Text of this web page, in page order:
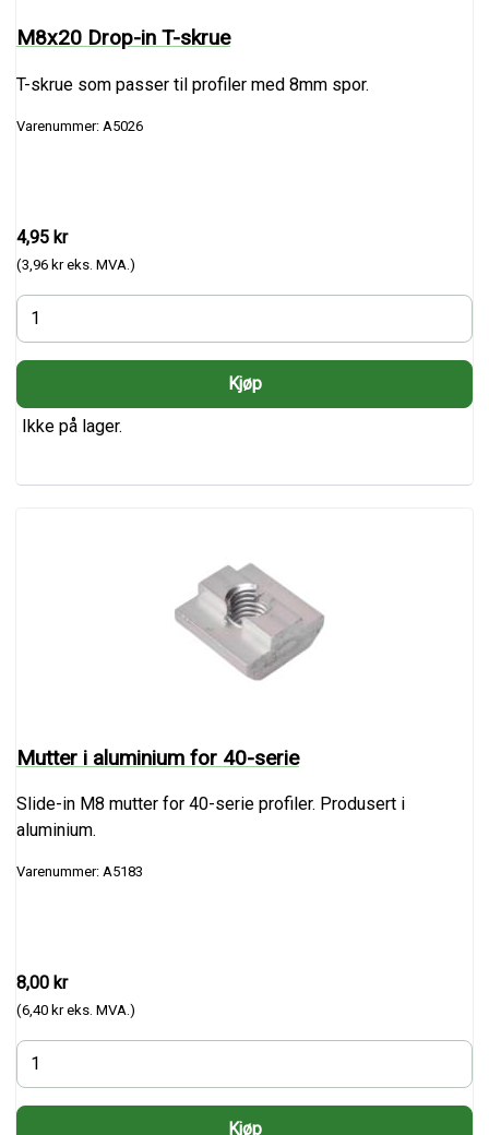
M8x20 Drop-in T-skrue
T-skrue som passer til profiler med 8mm spor.
Varenummer: A5026
4,95 kr
(3,96 kr eks. MVA.)
Ikke på lager.
Mutter i aluminium for 40-serie
Slide-in M8 mutter for 40-serie profiler. Produsert i
aluminium.
Varenummer: A5183
8,00 kr
(6,40 kr eks. MVA.)